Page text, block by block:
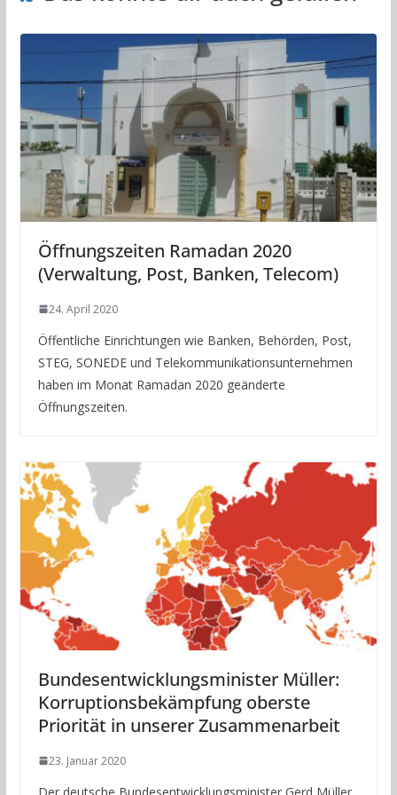
Öffnungszeiten Ramadan 2020
(Verwaltung, Post, Banken, Telecom)
24. April 2020
Öffentliche Einrichtungen wie Banken, Behörden, Post,
STEG, SONEDE und Telekommunikationsunternehmen
haben im Monat Ramadan 2020 geänderte
Öffnungszeiten.
Bundesentwicklungsminister Müller:
Korruptionsbekämpfung oberste
Priorität in unserer Zusammenarbeit
23. Januar 2020
Der deutsche Bundesentwicklungsminister Gerd Müller